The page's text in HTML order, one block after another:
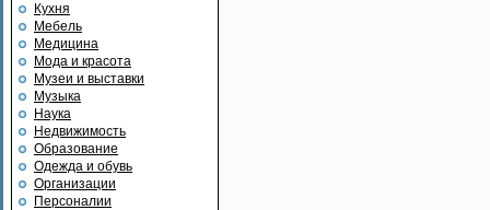
Кухня
Мебель
Медицина
Мода и красота
Музеи и выставки
Музыка
Наука
Недвижимость
Образование
Одежда и обувь
Организации
Персоналии